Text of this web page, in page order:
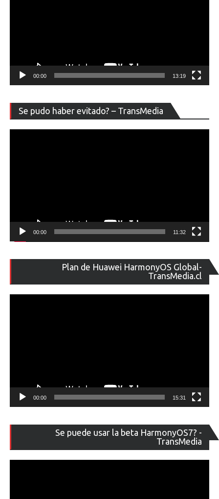
00:00 13:19
Se pudo haber evitado? – TransMedia
de
00:00 11:32
Plan de Huawei HarmonyOS Global-
TransMedia.cl
de
00:00 15:31
Se puede usar la beta HarmonyOS7? -
TransMedia
de